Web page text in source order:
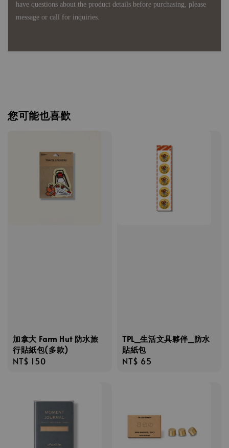
have questions about the product details before purchasing, please
message or call for inquiries.
您可能也喜歡
加拿大 Farm Hut 防水旅
行貼紙包(多款)
Regular
NT$ 150
TPL_生活文具夥伴_防水
貼紙包
Regular
NT$ 65